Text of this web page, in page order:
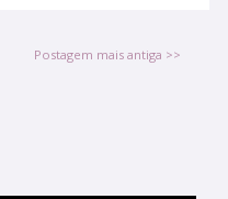
Postagem mais antiga >>